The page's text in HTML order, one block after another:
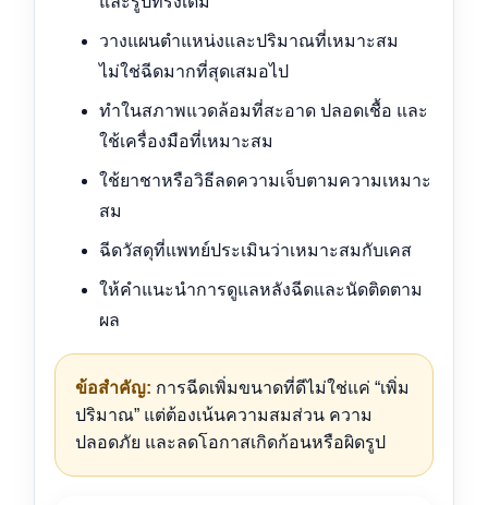
วางแผนตำแหน่งและปริมาณที่เหมาะสม
ไม่ใช่ฉีดมากที่สุดเสมอไป
ทำในสภาพแวดล้อมที่สะอาด ปลอดเชื้อ และ
ใช้เครื่องมือที่เหมาะสม
ใช้ยาชาหรือวิธีลดความเจ็บตามความเหมาะ
สม
ฉีดวัสดุที่แพทย์ประเมินว่าเหมาะสมกับเคส
ให้คำแนะนำการดูแลหลังฉีดและนัดติดตาม
ผล
ข้อสำคัญ: การฉีดเพิ่มขนาดที่ดีไม่ใช่แค่ “เพิ่ม
ปริมาณ” แต่ต้องเน้นความสมส่วน ความ
ปลอดภัย และลดโอกาสเกิดก้อนหรือผิดรูป